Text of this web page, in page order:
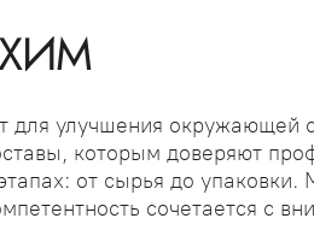
для улучшения окружающей
которым доверяют
от сырья до
сочетается с